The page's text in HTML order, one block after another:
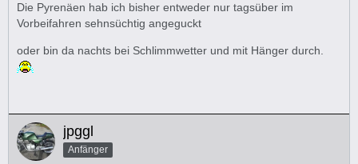
Die Pyrenäen hab ich bisher entweder nur tagsüber im
Vorbeifahren sehnsüchtig angeguckt
oder bin da nachts bei Schlimmwetter und mit Hänger durch.
jpggl
Anfänger